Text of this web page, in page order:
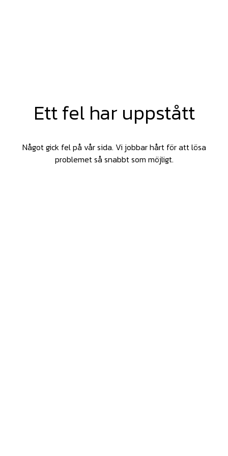
Ett fel har uppstått
Något gick fel på vår sida. Vi jobbar hårt för att lösa
problemet så snabbt som möjligt.